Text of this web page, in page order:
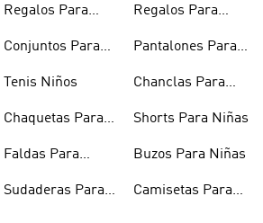
Regalos Para
Conjuntos Para
Tenis Niños
Chaquetas Para
Faldas Para
Sudaderas Para
Regalos Para
Pantalones Para
Chanclas Para
Shorts Para Niñas
Buzos Para Niñas
Camisetas Para